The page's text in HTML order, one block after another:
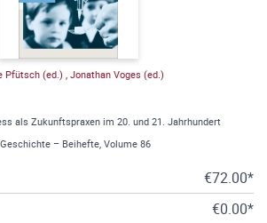
Pfütsch (ed.) , Jonathan Voges (ed.)
als Zukunftspraxen im 20. und 21. Jahrhundert
– Beihefte, Volume 86
€72.00*
€0.00*